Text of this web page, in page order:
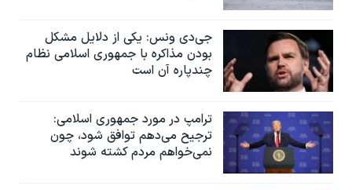
جی‌دی ونس: یکی از دلایل مشکل
بودن مذاکره با جمهوری اسلامی نظام
چندپاره آن است
ترامپ در مورد جمهوری اسلامی:
ترجیح می‌دهم توافق شود، چون
نمی‌خواهم مردم کشته شوند